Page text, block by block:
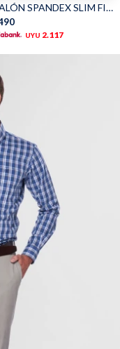
PANTALÓN SPANDEX SLIM FIT - Gris
UYU 2.117
mis puntos